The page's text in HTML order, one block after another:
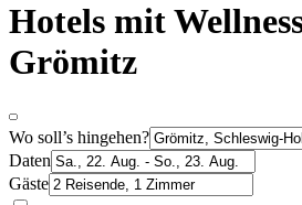
Hotels mit
Grömitz
Wo soll’s hingehen?
Daten
Gäste